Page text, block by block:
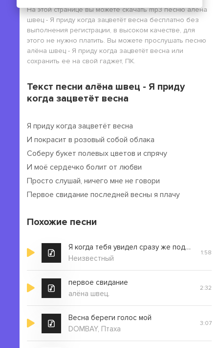
На этой странице вы можете скачать mp3 песню алёна
швец - Я приду когда зацветёт весна бесплатно без
выполнения регистрации, в высоком качестве, для
этого не нужно платить. Вы можете прослушать песню
алёна швец - Я приду когда зацветёт весна или
сохранить ее на свой гаджет, ПК.
Текст песни алёна швец - Я приду
когда зацветёт весна
Я приду когда зацветёт весна
И покрасит в розовый собой облака
Соберу букет полевых цветов и спрячу
И моё сердечко болит от любви
Просто слушай, ничего мне не говори
Первое свидание последней весны я плачу
Похожие песни
Я когда тебя увидел сразу же подсел
Неизвестный
1:58
первое свидание
алёна швец.
2:32
Весна береги голос мой
DOMBAY, Птаха
3:07